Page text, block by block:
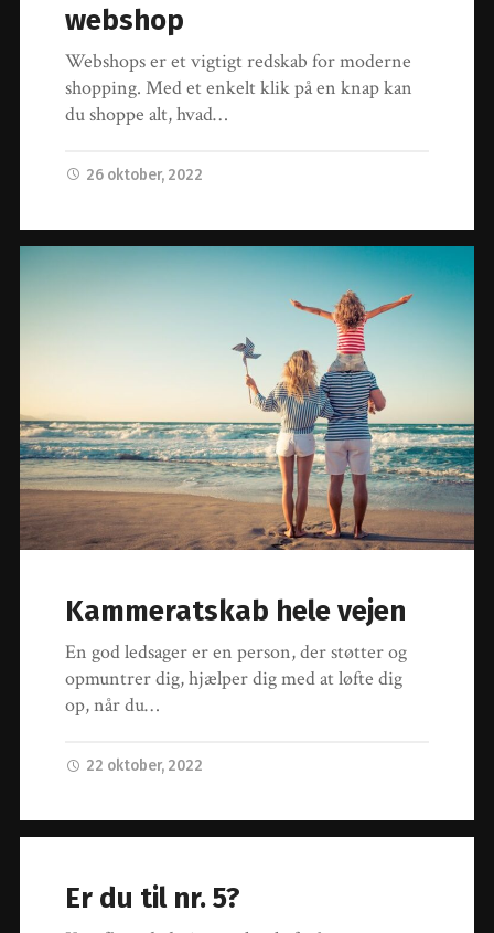
webshop
Webshops er et vigtigt redskab for moderne
shopping. Med et enkelt klik på en knap kan
du shoppe alt, hvad…
26 oktober, 2022
Kammeratskab hele vejen
En god ledsager er en person, der støtter og
opmuntrer dig, hjælper dig med at løfte dig
op, når du…
22 oktober, 2022
Er du til nr. 5?